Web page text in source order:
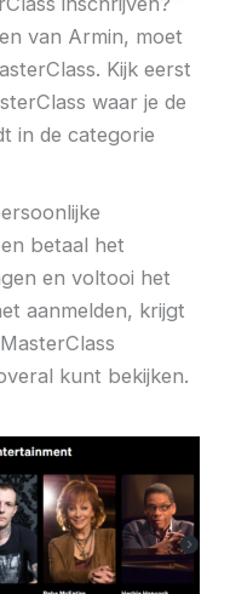
van Armin, moet
Kijk eerst
waar je de
in de categorie
betaal het
en voltooi het
aanmelden, krijgt
kunt bekijken.